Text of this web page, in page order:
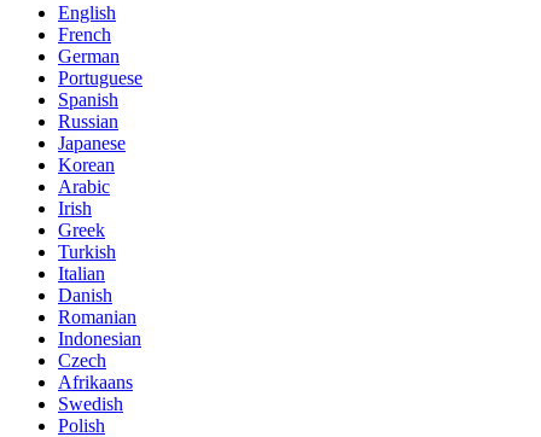
English
French
German
Portuguese
Spanish
Russian
Japanese
Korean
Arabic
Irish
Greek
Turkish
Italian
Danish
Romanian
Indonesian
Czech
Afrikaans
Swedish
Polish